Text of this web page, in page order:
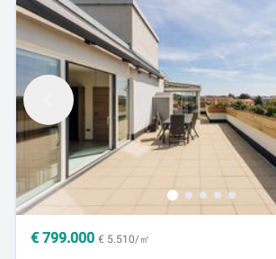
€ 799.000 € 5.510/㎡